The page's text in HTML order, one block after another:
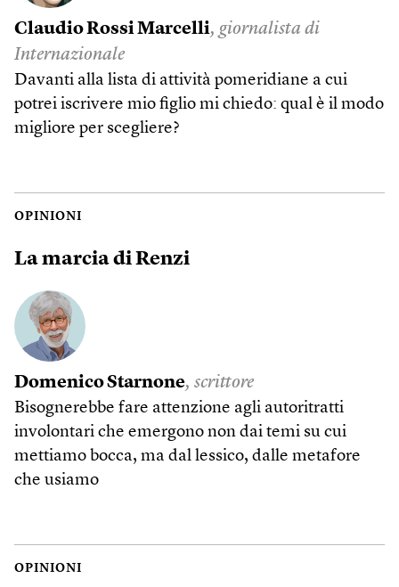
Claudio Rossi Marcelli, giornalista di
Internazionale
Davanti alla lista di attività pomeridiane a cui
potrei iscrivere mio figlio mi chiedo: qual è il modo
migliore per scegliere?
OPINIONI
La marcia di Renzi
Domenico Starnone, scrittore
Bisognerebbe fare attenzione agli autoritratti
involontari che emergono non dai temi su cui
mettiamo bocca, ma dal lessico, dalle metafore
che usiamo
OPINIONI